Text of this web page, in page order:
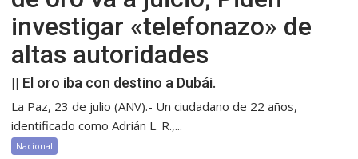
investigar «telefonazo» de
altas autoridades
|| El oro iba con destino a Dubái.
La Paz, 23 de julio (ANV).- Un ciudadano de 22 años,
identificado como Adrián L. R.,...
Nacional